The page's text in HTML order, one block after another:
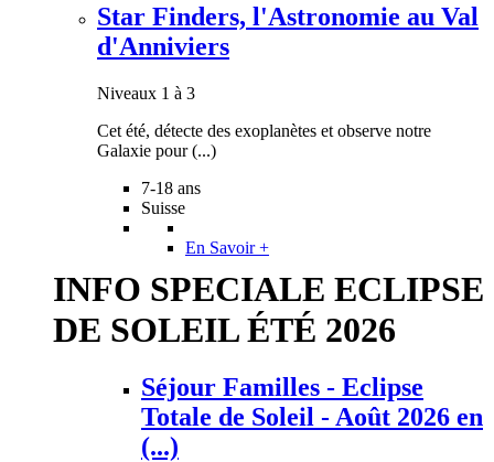
Star Finders, l'Astronomie au Val
d'Anniviers
Niveaux 1 à 3
Cet été, détecte des exoplanètes et observe notre
Galaxie pour (...)
7-18 ans
Suisse
En Savoir +
INFO SPECIALE ECLIPSE
DE SOLEIL ÉTÉ 2026
Séjour Familles - Eclipse
Totale de Soleil - Août 2026 en
(...)